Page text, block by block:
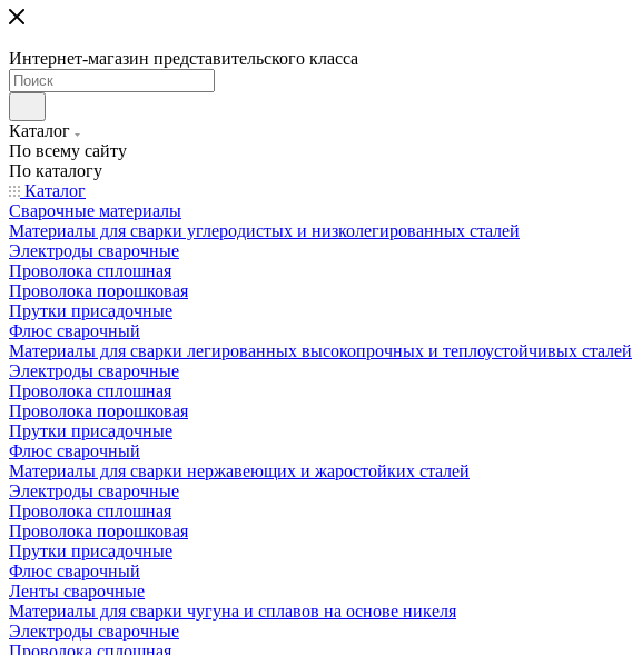
Интернет-магазин представительского класса
Каталог
По всему сайту
По каталогу
Каталог
Сварочные материалы
Материалы для сварки углеродистых и низколегированных сталей
Электроды сварочные
Проволока сплошная
Проволока порошковая
Прутки присадочные
Флюс сварочный
Материалы для сварки легированных высокопрочных и теплоустойчивых сталей
Электроды сварочные
Проволока сплошная
Проволока порошковая
Прутки присадочные
Флюс сварочный
Материалы для сварки нержавеющих и жаростойких сталей
Электроды сварочные
Проволока сплошная
Проволока порошковая
Прутки присадочные
Флюс сварочный
Ленты сварочные
Материалы для сварки чугуна и сплавов на основе никеля
Электроды сварочные
Проволока сплошная